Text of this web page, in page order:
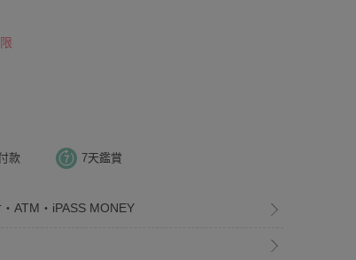
款 7天鑑賞
ATM・iPASS MONEY